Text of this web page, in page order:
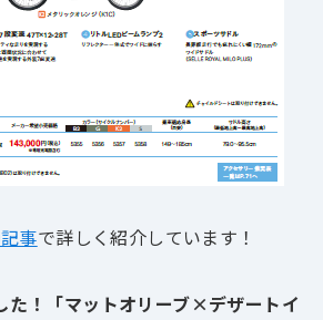
事で詳しく紹介しています！
た！「マットオリーブ×デザートイ